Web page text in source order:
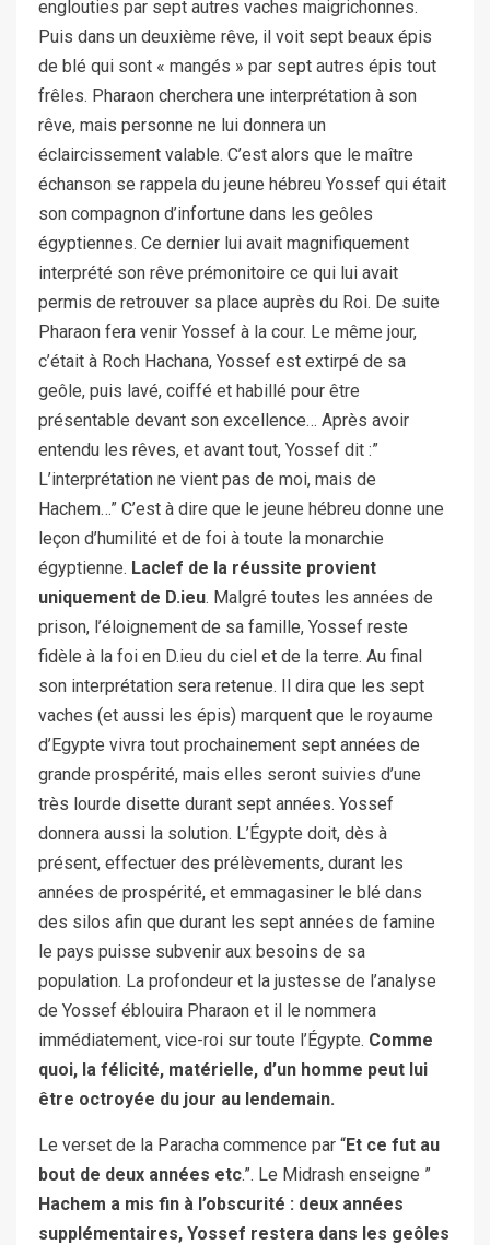
englouties par sept autres vaches maigrichonnes.
Puis dans un deuxième rêve, il voit sept beaux épis
de blé qui sont « mangés » par sept autres épis tout
frêles. Pharaon cherchera une interprétation à son
rêve, mais personne ne lui donnera un
éclaircissement valable. C’est alors que le maître
échanson se rappela du jeune hébreu Yossef qui était
son compagnon d’infortune dans les geôles
égyptiennes. Ce dernier lui avait magnifiquement
interprété son rêve prémonitoire ce qui lui avait
permis de retrouver sa place auprès du Roi. De suite
Pharaon fera venir Yossef à la cour. Le même jour,
c’était à Roch Hachana, Yossef est extirpé de sa
geôle, puis lavé, coiffé et habillé pour être
présentable devant son excellence… Après avoir
entendu les rêves, et avant tout, Yossef dit :”
L’interprétation ne vient pas de moi, mais de
Hachem…” C’est à dire que le jeune hébreu donne une
leçon d’humilité et de foi à toute la monarchie
égyptienne. Laclef de la réussite provient
uniquement de D.ieu. Malgré toutes les années de
prison, l’éloignement de sa famille, Yossef reste
fidèle à la foi en D.ieu du ciel et de la terre. Au final
son interprétation sera retenue. Il dira que les sept
vaches (et aussi les épis) marquent que le royaume
d’Egypte vivra tout prochainement sept années de
grande prospérité, mais elles seront suivies d’une
très lourde disette durant sept années. Yossef
donnera aussi la solution. L’Égypte doit, dès à
présent, effectuer des prélèvements, durant les
années de prospérité, et emmagasiner le blé dans
des silos afin que durant les sept années de famine
le pays puisse subvenir aux besoins de sa
population. La profondeur et la justesse de l’analyse
de Yossef éblouira Pharaon et il le nommera
immédiatement, vice-roi sur toute l’Égypte. Comme
quoi, la félicité, matérielle, d’un homme peut lui
être octroyée du jour au lendemain.
Le verset de la Paracha commence par “Et ce fut au
bout de deux années etc.”. Le Midrash enseigne ”
Hachem a mis fin à l’obscurité : deux années
supplémentaires, Yossef restera dans les geôles